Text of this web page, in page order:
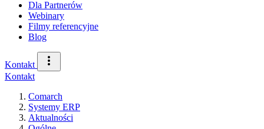
Dla Partnerów
Webinary
Filmy referencyjne
Blog
Kontakt
Kontakt
Comarch
Systemy ERP
Aktualności